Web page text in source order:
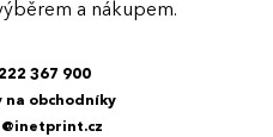
a nákupem.
367 900
na obchodníky